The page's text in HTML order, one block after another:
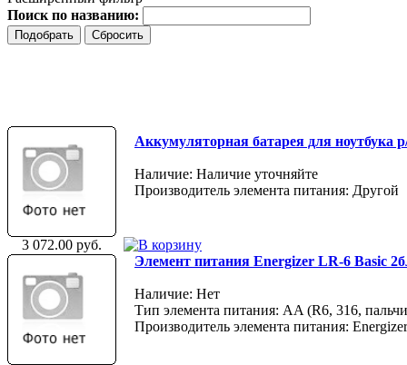
Поиск по названию:
Аккумуляторная батарея для ноутбука
Наличие: Наличие уточняйте
Производитель элемента питания: Другой
3 072.00 руб.
Элемент питания Energizer LR-6 Basic
Наличие: Нет
Тип элемента питания: AA (R6, 316,
Производитель элемента питания: Energizer